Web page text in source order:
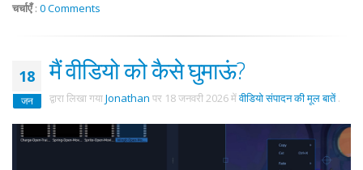
चर्चाएँ: 0 Comments
18
जन
मैं वीडियो को कैसे घुमाऊं?
द्वारा लिखा गयाJonathan पर 18 जनवरी 2026मेंवीडियो संपादन की मूल बातें.